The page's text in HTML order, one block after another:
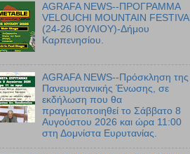
AGRAFA NEWS--ΠΡΟΓΡΑΜΜΑ
VELOUCHI MOUNTAIN FESTIVAL
(24-26 ΙΟΥΛΙΟΥ)-Δήμου
Καρπενησίου.
AGRAFA NEWS--Πρόσκληση της
Πανευρυτανικής Ένωσης, σε
εκδήλωση που θα
πραγματοποιηθεί το Σάββατο 8
Αυγούστου 2026 και ώρα 11:00
στη Δομνίστα Ευρυτανίας.